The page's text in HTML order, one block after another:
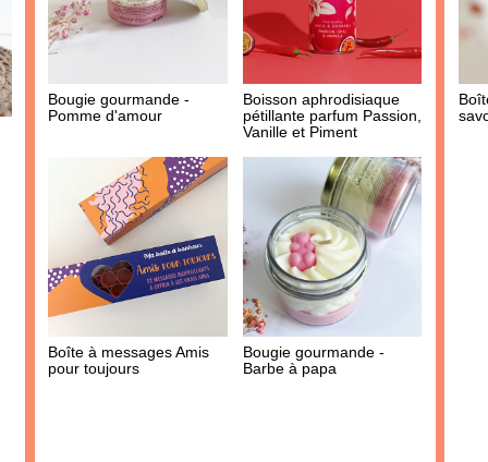
Bougie gourmande -
Pomme d'amour
Boisson aphrodisiaque
pétillante parfum Passion,
Vanille et Piment
Boîte à messages Amis
pour toujours
Bougie gourmande -
Barbe à papa
Sucre aromatisé - Pomme
d'amour
Moutarde artisanale aux
Cèpes du Périgord
AJOUTER À MA BOX
Mini cônes fourrés au
chocolat au lait et caramel
au beurre salé : la meilleure
AJOUTER À MA BOX
Limonade bio artisanale -
Limojito